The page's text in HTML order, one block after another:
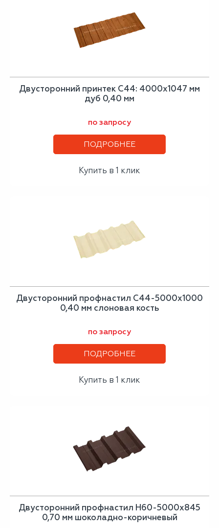
Двусторонний принтек С44: 4000x1047 мм
дуб 0,40 мм
по запросу
ПОДРОБНЕЕ
Купить в 1 клик
Двусторонний профнастил С44-5000х1000
0,40 мм слоновая кость
по запросу
ПОДРОБНЕЕ
Купить в 1 клик
Двусторонний профнастил Н60-5000х845
0,70 мм шоколадно-коричневый